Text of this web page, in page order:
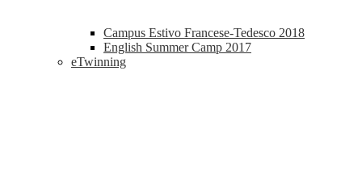
Campus Estivo Francese-Tedesco 2018
English Summer Camp 2017
eTwinning